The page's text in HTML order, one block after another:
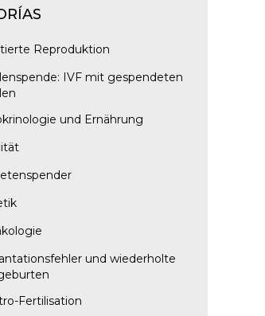
Reproduktion
IVF mit gespendeten
und Ernährung
und wiederholte
Fertilisation